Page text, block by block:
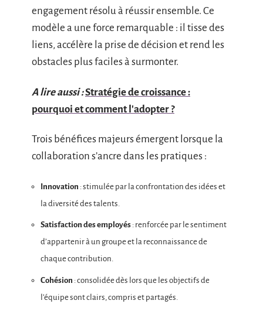
engagement résolu à réussir ensemble. Ce
modèle a une force remarquable : il tisse des
liens, accélère la prise de décision et rend les
obstacles plus faciles à surmonter.
A lire aussi :Stratégie de croissance :
pourquoi et comment l'adopter ?
Trois bénéfices majeurs émergent lorsque la
collaboration s’ancre dans les pratiques :
Innovation : stimulée par la confrontation des idées et
la diversité des talents.
Satisfaction des employés : renforcée par le sentiment
d’appartenir à un groupe et la reconnaissance de
chaque contribution.
Cohésion : consolidée dès lors que les objectifs de
l’équipe sont clairs, compris et partagés.